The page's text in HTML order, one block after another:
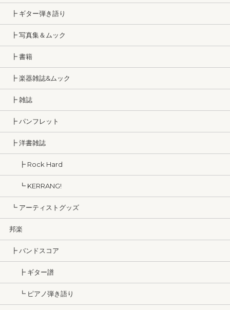
┣ ギター弾き語り
┣ 写真集＆ムック
┣ 書籍
┣ 楽器雑誌&ムック
┣ 雑誌
┣ パンフレット
┣ 洋書雑誌
┣ Rock Hard
┗ KERRANG!
┗ アーティストグッズ
邦楽
┣ バンドスコア
┣ ギター譜
┗ ピアノ弾き語り